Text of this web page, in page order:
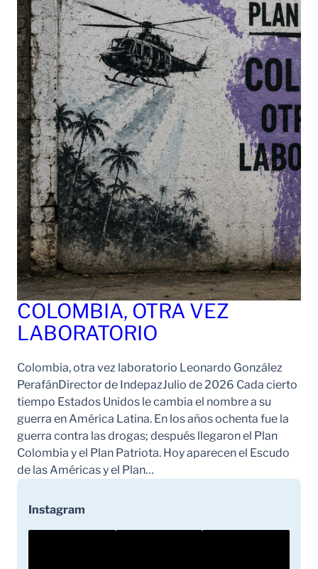
COLOMBIA, OTRA VEZ
LABORATORIO
Colombia, otra vez laboratorio Leonardo González
PerafánDirector de IndepazJulio de 2026 Cada cierto
tiempo Estados Unidos le cambia el nombre a su
guerra en América Latina. En los años ochenta fue la
guerra contra las drogas; después llegaron el Plan
Colombia y el Plan Patriota. Hoy aparecen el Escudo
de las Américas y el Plan…
Instagram